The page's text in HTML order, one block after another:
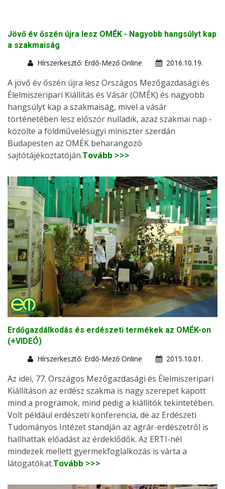
Jövő év őszén újra lesz OMÉK - Nagyobb hangsúlyt kap
a szakmaiság
Hírszerkesztő: Erdő-Mező Online
2016.10.19.
A jövő év őszén újra lesz Országos Mezőgazdasági és
Élelmiszeripari Kiállítás és Vásár (OMÉK) és nagyobb
hangsúlyt kap a szakmaiság, mivel a vásár
történetében lesz először nulladik, azaz szakmai nap -
közölte a földművelésügyi miniszter szerdán
Budapesten az OMÉK beharangozó
sajtótájékoztatóján.Tovább >>>
Erdőgazdálkodás és erdészeti termékek az OMÉK-on
(+VIDEÓ)
Hírszerkesztő: Erdő-Mező Online
2015.10.01.
Az idei, 77. Országos Mezőgazdasági és Élelmiszeripari
Kiállításon az erdész szakma is nagy szerepet kapott
mind a programok, mind pedig a kiállítók tekintetében.
Volt például erdészeti konferencia, de az Erdészeti
Tudományos Intézet standján az agrár-erdészetről is
hallhattak előadást az érdeklődők. Az ERTI-nél
mindezek mellett gyermekfoglalkozás is várta a
látogatókat.Tovább >>>